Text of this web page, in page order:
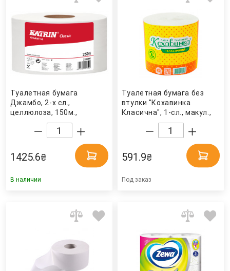
Туалетная бумага
Джамбо, 2-х сл.,
целлюлоза, 150м.,
1200отр.(9,5*12,5см.),
12шт./уп., бел. (2504)
1425.6₴
В наличии
Туалетная бумага без
втулки "Кохавинка
Класична", 1-сл., макул.,
48рул/уп. Кохавинка
591.9₴
Под заказ